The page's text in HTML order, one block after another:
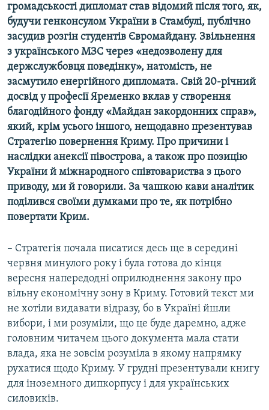
громадськості дипломат став відомий після того, як,
будучи генконсулом України в Стамбулі, публічно
засудив розгін студентів Євромайдану. Звільнення
з українського МЗС через «недозволену для
держслужбовця поведінку», натомість, не
засмутило енергійного дипломата. Свій 20-річний
досвід у професії Яременко вклав у створення
благодійного фонду «Майдан закордонних справ»,
який, крім усього іншого, нещодавно презентував
Стратегію повернення Криму. Про причини і
наслідки анексії півострова, а також про позицію
України й міжнародного співтовариства з цього
приводу, ми й говорили. За чашкою кави аналітик
поділився своїми думками про те, як потрібно
повертати Крим.
– Стратегія почала писатися десь ще в середині
червня минулого року і була готова до кінця
вересня напередодні оприлюднення закону про
вільну економічну зону в Криму. Готовий текст ми
не хотіли видавати відразу, бо в Україні йшли
вибори, і ми розуміли, що це буде даремно, адже
головним читачем цього документа мала стати
влада, яка не зовсім розуміла в якому напрямку
рухатися щодо Криму. У грудні презентували книгу
для іноземного дипкорпусу і для українських
силовиків.